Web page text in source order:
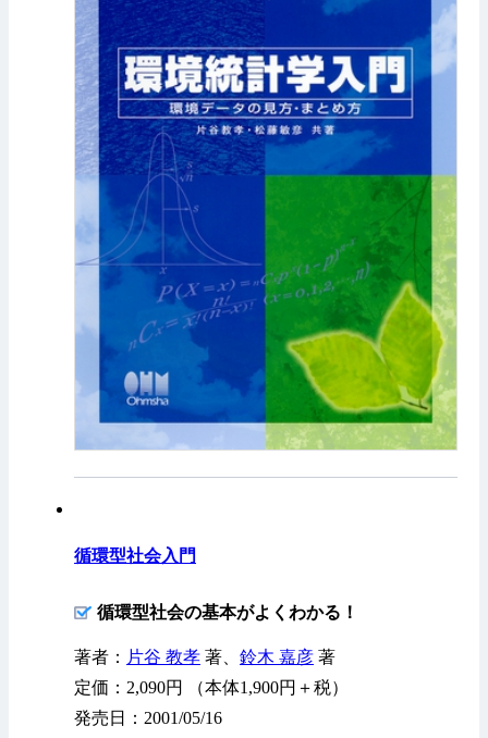
循環型社会入門
循環型社会の基本がよくわかる！
著者： 片谷 教孝 著、 鈴木 嘉彦 著
定価：2,090円 （本体1,900円＋税）
発売日：2001/05/16